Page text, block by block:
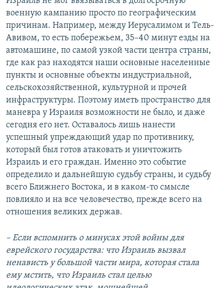
военную кампанию просто по географическим
причинам. Например, между Иерусалимом и Тель-
Авивом, то есть побережьем, 35–40 минут езды на
автомашине, по самой узкой части центра страны,
где как раз находятся наши основные населенные
пункты и основные объекты индустриальной,
сельскохозяйственной, культурной и прочей
инфраструктуры. Поэтому иметь пространство для
маневра у Израиля возможности не было, и даже
сегодня его нет. Оставалось лишь нанести
успешный упреждающий удар по противнику,
который был готов атаковать и уничтожить
Израиль и его граждан. Именно это событие
определило и дальнейшую судьбу страны, и судьбу
всего Ближнего Востока, и в каком-то смысле
повлияло и на все человечество, прежде всего на
отношения великих держав.
– Если вспомнить о минусах этой войны для
еврейского государства: что Израиль вызвал
ненависть у большой части мира, которая стала
ему мстить, что Израиль стал целью